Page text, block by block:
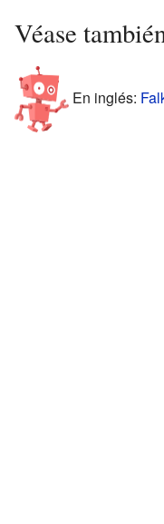
Véase
En inglés: